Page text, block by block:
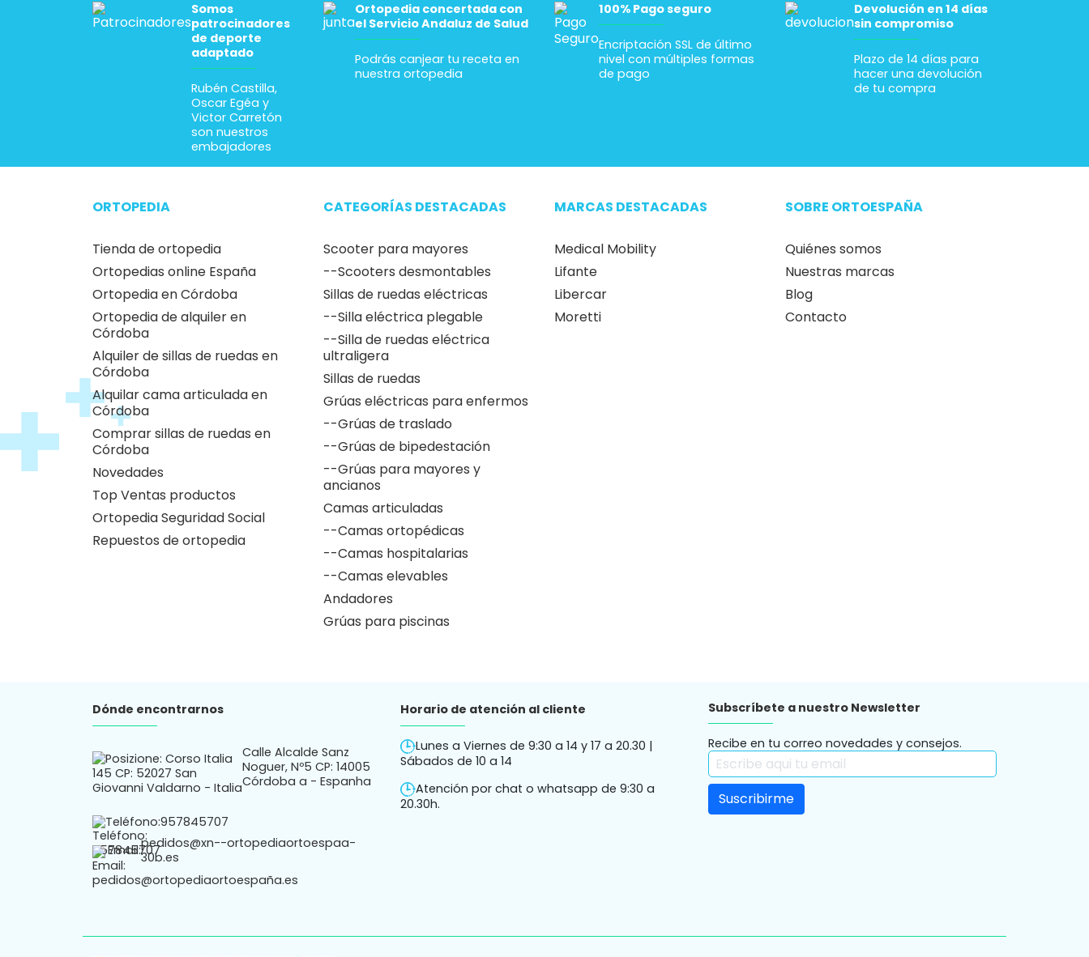
Somos
patrocinadores
de deporte
adaptado
Rubén Castilla,
Oscar Egéa y
Victor Carretón
son nuestros
embajadores
Ortopedia concertada con
el Servicio Andaluz de Salud
Podrás canjear tu receta en
nuestra ortopedia
100% Pago seguro
Encriptación SSL de último
nivel con múltiples formas
de pago
Devolución en 14 días
sin compromiso
Plazo de 14 días para
hacer una devolución
de tu compra
ORTOPEDIA
Tienda de ortopedia
Ortopedias online España
Ortopedia en Córdoba
Ortopedia de alquiler en
Córdoba
Alquiler de sillas de ruedas en
Córdoba
Alquilar cama articulada en
Córdoba
Comprar sillas de ruedas en
Córdoba
Novedades
Top Ventas productos
Ortopedia Seguridad Social
Repuestos de ortopedia
CATEGORÍAS DESTACADAS
Scooter para mayores
--Scooters desmontables
Sillas de ruedas eléctricas
--Silla eléctrica plegable
--Silla de ruedas eléctrica
ultraligera
Sillas de ruedas
Grúas eléctricas para enfermos
--Grúas de traslado
--Grúas de bipedestación
--Grúas para mayores y
ancianos
Camas articuladas
--Camas ortopédicas
--Camas hospitalarias
--Camas elevables
Andadores
Grúas para piscinas
MARCAS DESTACADAS
Medical Mobility
Lifante
Libercar
Moretti
SOBRE ORTOESPAÑA
Quiénes somos
Nuestras marcas
Blog
Contacto
Dónde encontrarnos
Calle Alcalde Sanz
Noguer, Nº5 CP: 14005
Córdoba a - Espanha
Teléfono:957845707
Email:pedidos@xn--ortopediaortoespaa-
30b.es
Horario de atención al cliente
Lunes a Viernes de 9:30 a 14 y 17 a 20.30 |
Sábados de 10 a 14
Atención por chat o whatsapp de 9:30 a
20.30h.
Subscríbete a nuestro Newsletter
Recibe en tu correo novedades y consejos.